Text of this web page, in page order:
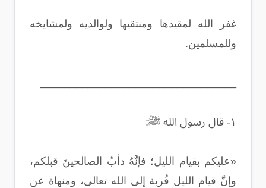
غفر الله لمقيدها ومنتقيها ولوالديه ولمشايخه
وللمسلمين.
١- قال رسول الله ﷺ:
«عليكم بقيام الليل؛ فإنَّهُ دأبُ الصالحينَ قبلكم،
وإنَّ قيام الليل قُربة إلى الله تعالى، ومنهاة عن